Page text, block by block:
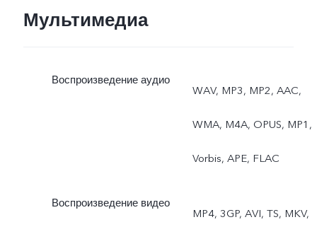
Мультимедиа
Воспроизведение аудио
WAV, MP3, MP2, AAC,
WMA, M4A, OPUS, MP1,
Vorbis, APE, FLAC
Воспроизведение видео
MP4, 3GP, AVI, TS, MKV,